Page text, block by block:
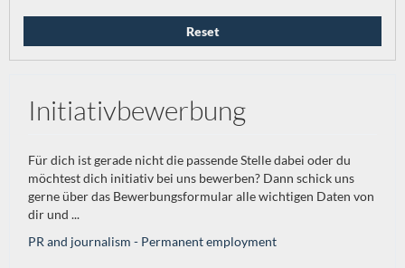
Reset
Initiativbewerbung
Für dich ist gerade nicht die passende Stelle dabei oder du
möchtest dich initiativ bei uns bewerben? Dann schick uns
gerne über das Bewerbungsformular alle wichtigen Daten von
dir und ...
PR and journalism - Permanent employment